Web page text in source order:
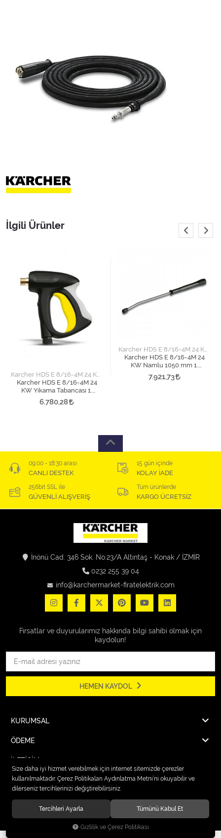
İlgili Ürünler
Karcher HDS E 8/16-4M 24 KW
Karcher HDS E 8/16-4M 24
KW Yıkama Tabancası 1.
Versiyon
6.780,28
Karcher HDS E 8/16-4M 24 KW
Karcher HDS E 8/16-4M 24
KW Namlu 1050 mm 1.
Versiyon
7.921,73
09:00 - 18:30 arası
CANLI DESTEK
15 gün içinde
KOLAY İADE
256bit SSL ile
GÜVENLİ ALIŞVERİŞ
Tüm ürünlerde
KARGO ÜCRETSİZ
İnönü Cad. 346 Sok. No:23/A Altıntaş - Konak / İZMİR
0232 255 39 04
info@karchermarket-firatelektrik.com
Fırsatlar ve duyurularımız hakkında bilgi sahibi olmak için
kaydolun!
HEMEN KAYDOL
KURUMSAL
ÖDEME
İLETİŞİM
© 2026Karcher Market Fırat Elektrik. Tüm hakları saklıdır.
Size daha iyi hizmet verebilmek için internet sitemizde çerezler
kullanılmaktadır. Çerez Politikaları Aydınlatma Metni’ni okuyabilir ve
dilerseniz tercihlerinizi değiştirebilirsiniz.
Tercihleri Ayarla Tümünü Kabul Et
Gizlilik ve Çerez Politikası